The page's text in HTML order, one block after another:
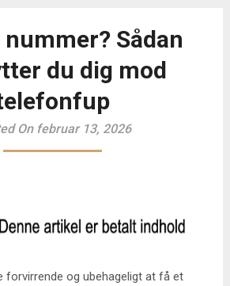
Sådan
du dig mod
On februar 13, 2026
forvirrende og ubehageligt at få et